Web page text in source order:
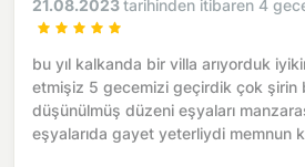
21.08.2023tarihinden itibaren 4
bu yıl kalkanda bir villa arıyorduk
etmişiz 5 gecemizi geçirdik çok şirin
düşünülmüş düzeni eşyaları
eşyalarıda gayet yeterliydi memnun